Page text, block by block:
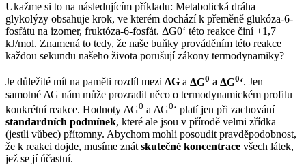
Ukažme si to na následujícím příkladu: Metabolická dráha
glykolýzy obsahuje krok, ve kterém dochází k přeměně glukóza-6-
fosfátu na izomer, fruktóza-6-fosfát. ΔG0‘ této reakce činí +1,7
kJ/mol. Znamená to tedy, že naše buňky prováděním této reakce
každou sekundu našeho života porušují zákony termodynamiky?
Je důležité mít na paměti rozdíl mezi ΔG a ΔG0 a ΔG0‘. Jen
samotné ΔG nám může prozradit něco o termodynamickém profilu
konkrétní reakce. Hodnoty ΔG0 a ΔG0‘ platí jen při zachování
standardních podmínek, které ale jsou v přírodě velmi zřídka
(jestli vůbec) přítomny. Abychom mohli posoudit pravděpodobnost,
že k reakci dojde, musíme znát skutečné koncentrace všech látek,
jež se jí účastní.